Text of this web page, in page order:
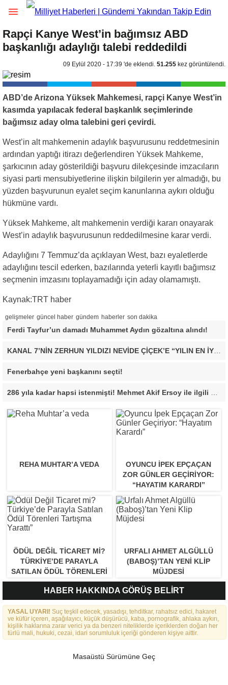
Rapçi Kanye West’in bağımsız ABD
başkanlığı adaylığı talebi reddedildi
09 Eylül 2020 - 17:39 'de eklendi. 51.255 kez görüntülendi.
ABD’de Arizona Yüksek Mahkemesi, rapçi Kanye West’in
kasımda yapılacak federal başkanlık seçimlerinde
bağımsız aday olma talebini geri çevirdi.
West’in alt mahkemenin adaylık başvurusunu reddetmesinin
ardından yaptığı itirazı değerlendiren Yüksek Mahkeme,
şarkıcının aday gösterildiği başvuru dilekçesinde imzacıların
siyasi parti mensubiyetlerine ilişkin bilgilerin yer almadığı, bu
yüzden başvurunun eyalet seçim kanunlarına aykırı olduğu
hükmüne vardı.
Yüksek Mahkeme, alt mahkemenin verdiği kararı onayarak
West’in adaylık başvurusunun reddedilmesine karar verdi.
Adaylığını 7 Temmuz’da açıklayan West, bazı eyaletlerde
adaylığını tescil ederken, bazılarında yeterli kayıtlı bağımsız
seçmenin imzasını toplayamadığı için aday olamamıştı.
Kaynak:TRT haber
gelişmeler güncel haber gündem haberler son dakika
Ferdi Tayfur’un damadı Muhammet Aydın gözaltına alındı!
KANAL 7’NİN ZERHUN YILDIZI NEVİDE ÇİÇEK’E “YILIN EN İYİ ÇIKIŞ YAPAN KADIN OYUNCUSU” ÖDÜLÜ!
Fenerbahçe yeni başkanını seçti!
REHA MUHTAR’A VEDA
OYUNCU İPEK EPÇAÇAN
ZOR GÜNLER GEÇIRIYOR:
“HAYATIM KARARDI”
ÖDÜL DEĞIL TICARET MI?
TÜRKIYE’DE PARAYLA
SATILAN ÖDÜL TÖRENLERI
TARTIŞMA YARATTI”
URFALI AHMET ALGÜLLÜ
(BABOŞ)’TAN YENI KLIP
MÜJDESI
HABER HAKKINDA GÖRÜŞ BELİRT
YASAL UYARI! Suç teşkil edecek, yasadışı, tehditkar, rahatsız edici, hakaret
ve küfür içeren, aşağılayıcı, küçük düşürücü, kaba, pornografik, ahlaka aykırı,
kişilik haklarına zarar verici ya da benzeri niteliklerde içeriklerden doğan her
türlü mali, hukuki, cezai, idari sorumluluk içeriği gönderen kişiye aittir.
Masaüstü Sürümüne Geç